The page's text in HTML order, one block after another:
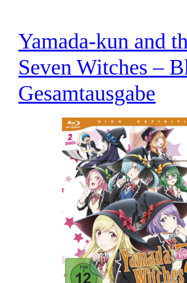
Yamada-kun and
Seven Witches –
Gesamtausgabe